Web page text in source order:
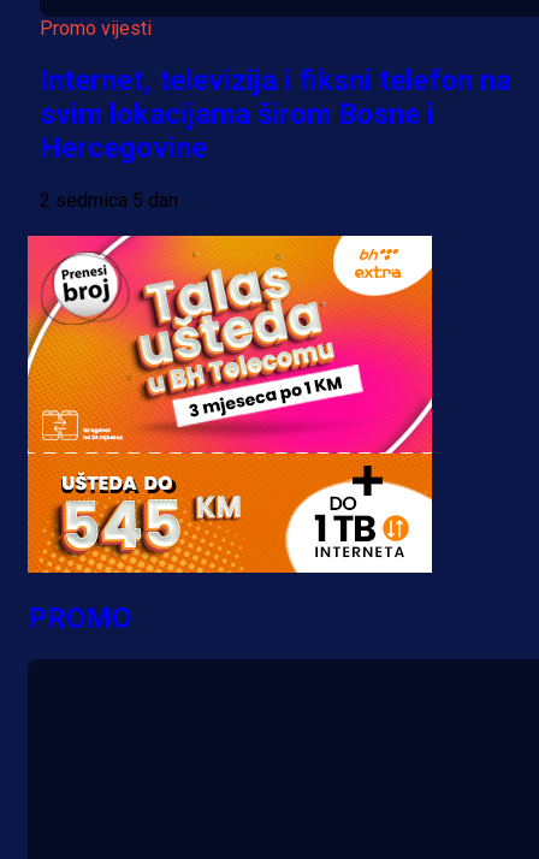
Promo vijesti
Internet, televizija i fiksni telefon na
svim lokacijama širom Bosne i
Hercegovine
2 sedmica 5 dan
PROMO